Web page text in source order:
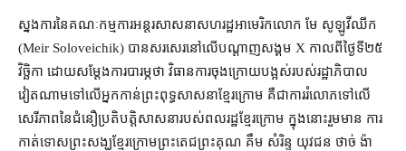
ស្នងការ​នៃ​គណៈកម្មការ​អន្តរ​សាសនា​សហរដ្ឋអាមេរិក​លោក មែ សូឡូវីឈីក
(Meir Soloveichik) បាន​សរសេរ​នៅ​លើ​បណ្ដាញ​សង្គម X កាលពី​ថ្ងៃទី​២៥
វិច្ឆិកា ដោយ​សម្ដែង​ការ​បារម្ភ​ថា វិធានការ​ចុងក្រោយបង្អស់​របស់​រដ្ឋាភិបាល​
វៀតណាម​ទៅលើ​អ្នក​កាន់​ព្រះពុទ្ធសាសនា​ខ្មែរក្រោម គឺជា​ការរំលោភ​ទៅលើ​
សេរីភាព​នៃ​ជំនឿ​ប្រតិបត្តិ​សាសនា​របស់​ពលរដ្ឋ​ខ្មែរ​ក្រោម ក្នុង​នោះ​រួមមាន ការ​
កាត់ទោស​ព្រះសង្ឃ​ខ្មែរក្រោម​ព្រះតេជព្រះគុណ គឹម សំរិន្ទ យុវជន ថាច់ ង៉ា